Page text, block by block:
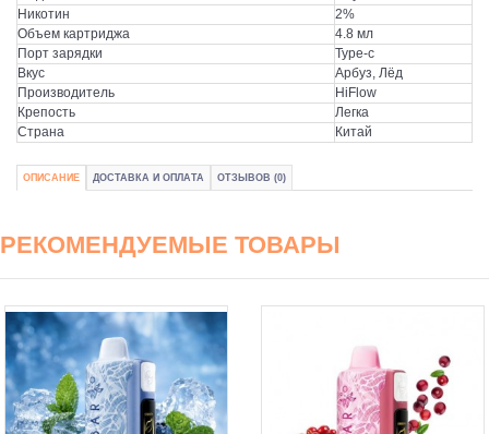
Никотин
2%
Объем картриджа
4.8 мл
Порт зарядки
Type-c
Вкус
Арбуз, Лёд
Производитель
HiFlow
Крепость
Легка
Страна
Китай
ОПИСАНИЕ ДОСТАВКА И ОПЛАТА ОТЗЫВОВ (0)
РЕКОМЕНДУЕМЫЕ ТОВАРЫ